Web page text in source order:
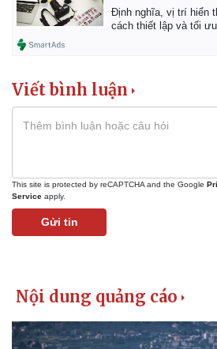
Định nghĩa, vị trí hiển
cách thiết lập và tối ưu
Viết bình luận
This site is protected by reCAPTCHA and the Google
Service apply.
Gửi tin